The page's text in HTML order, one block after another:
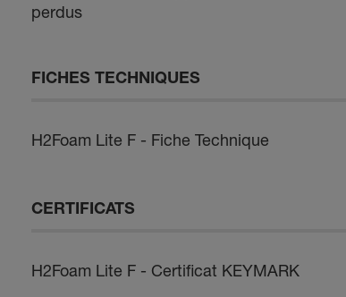
perdus
FICHES TECHNIQUES
H2Foam Lite F - Fiche Technique
CERTIFICATS
H2Foam Lite F - Certificat KEYMARK